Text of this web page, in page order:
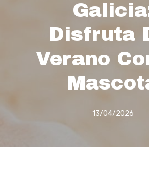
Disfruta
Verano
13/04/2026